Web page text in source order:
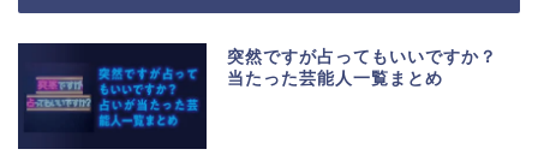
突然ですが占ってもいいですか？
当たった芸能人一覧まとめ